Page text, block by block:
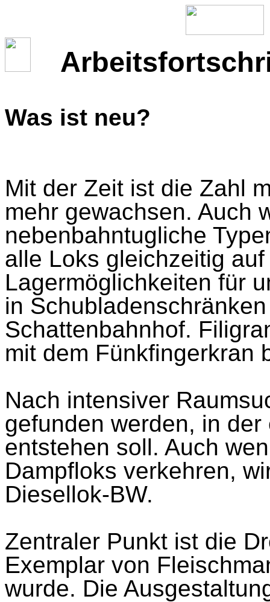
Was ist neu?
Mit der Zeit ist die Zahl
mehr gewachsen. Auch
nebenbahntugliche
alle Loks gleichzeitig
Lagermöglichkeiten für
in
Schattenbahnhof.
mit dem Fünkfingerkran
Nach intensiver
gefunden werden, in
entstehen soll. Auch
Dampfloks verkehren,
Diesellok-BW.
Zentraler Punkt ist die
Exemplar von
wurde. Die